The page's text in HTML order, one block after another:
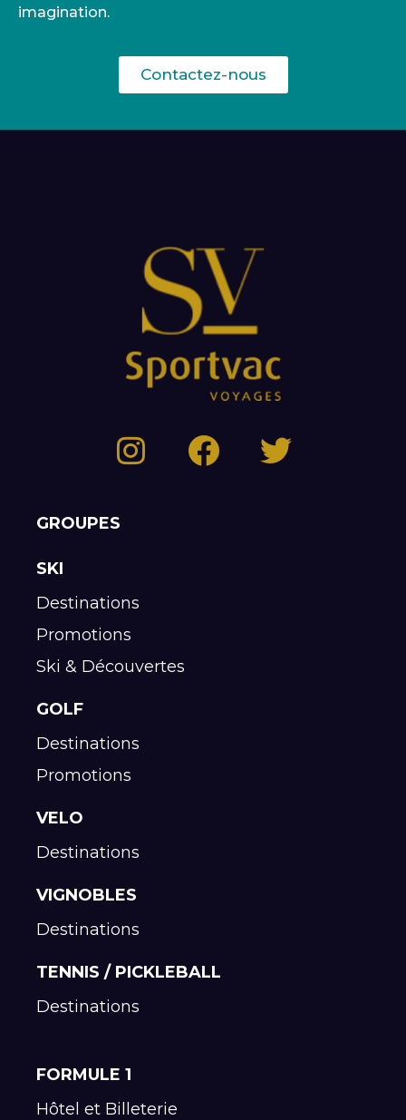
imagination.
Contactez-nous
GROUPES
SKI
Destinations
Promotions
Ski & Découvertes
GOLF
Destinations
Promotions
VELO
Destinations
VIGNOBLES
Destinations
TENNIS / PICKLEBALL
Destinations
FORMULE 1
Hôtel et Billeterie